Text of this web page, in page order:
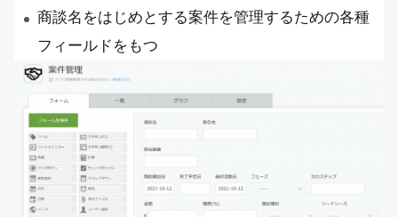
商談名をはじめとする案件を管理するための各種
フィールドをもつ